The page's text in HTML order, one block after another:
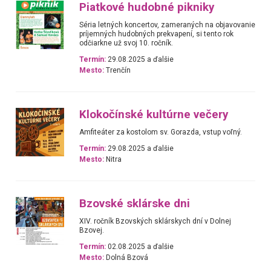
Piatkové hudobné pikniky
Séria letných koncertov, zameraných na objavovanie
príjemných hudobných prekvapení, si tento rok
odčiarkne už svoj 10. ročník.
Termín: 29.08.2025 a ďalšie
Mesto: Trenčín
Klokočínské kultúrne večery
Amfiteáter za kostolom sv. Gorazda, vstup voľný.
Termín: 29.08.2025 a ďalšie
Mesto: Nitra
Bzovské sklárske dni
XIV. ročník Bzovských sklárskych dní v Dolnej
Bzovej.
Termín: 02.08.2025 a ďalšie
Mesto: Dolná Bzová